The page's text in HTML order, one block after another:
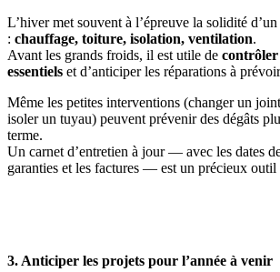
L’hiver met souvent à l’épreuve la solidité
: chauffage, toiture, isolation, ventilation.
Avant les grands froids, il est utile de contrôler
essentiels et d’anticiper les réparations à
Même les petites interventions (changer un
isoler un tuyau) peuvent prévenir des dégâts
terme.
Un carnet d’entretien à jour — avec les dates
garanties et les factures — est un précieux outil
3. Anticiper les projets pour l’année à venir